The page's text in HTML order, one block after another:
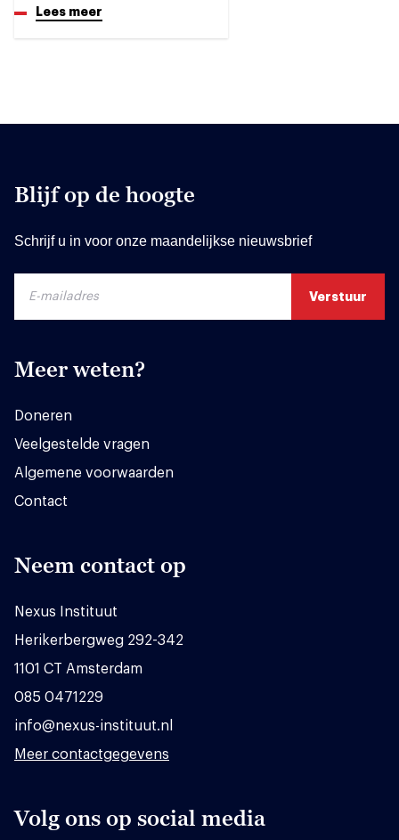
Lees meer
Blijf op de hoogte
Schrijf u in voor onze maandelijkse nieuwsbrief
Meer weten?
Doneren
Veelgestelde vragen
Algemene voorwaarden
Contact
Neem contact op
Nexus Instituut
Herikerbergweg 292-342
1101 CT Amsterdam
085 0471229
info@nexus-instituut.nl
Meer contactgegevens
Volg ons op social media